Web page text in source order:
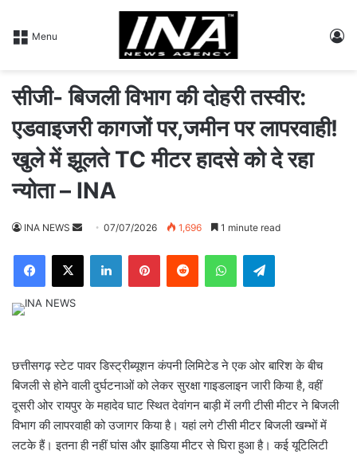
Menu
सीजी- बिजली विभाग की दोहरी तस्वीर:
एडवाइजरी कागजों पर,जमीन पर लापरवाही!
खुले में झूलते TC मीटर हादसे को दे रहा
न्योता – INA
INA NEWS
d
m
a
l
07/07/2026 1,696 1 minute read
छत्तीसगढ़ स्टेट पावर डिस्ट्रीब्यूशन कंपनी लिमिटेड ने एक ओर बारिश के बीच
बिजली से होने वाली दुर्घटनाओं को लेकर सुरक्षा गाइडलाइन जारी किया है, वहीं
दूसरी ओर रायपुर के महादेव घाट स्थित देवांगन बाड़ी में लगी टीसी मीटर ने बिजली
विभाग की लापरवाही को उजागर किया है। यहां लगे टीसी मीटर बिजली खम्भों में
लटके हैं। इतना ही नहीं घांस और झाडिया मीटर से घिरा हुआ है। कई यूटिलिटी